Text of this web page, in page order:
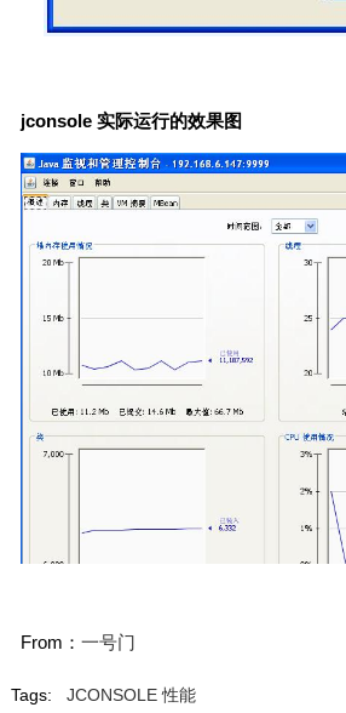
jconsole 实际运行的效果图
From： 一号门
Tags: JCONSOLE 性能